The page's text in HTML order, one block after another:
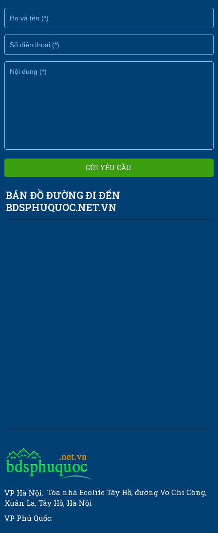
BẢN ĐỒ ĐƯỜNG ĐI ĐẾN
BDSPHUQUOC.NET.VN
VP Hà Nội: Tòa nhà Ecolife Tây Hồ, đường Võ Chí Công,
Xuân La, Tây Hồ, Hà Nội
VP Phú Quốc: